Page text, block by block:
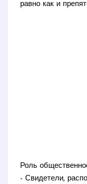
равно как и
Роль
- Свидетели,